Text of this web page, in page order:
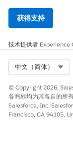
获得支持
技术提供者 Experience
中文（简体）
© Copyright 2026,
各商标均为其各自的所有
Salesforce, Inc.
Francisco, CA 94105,